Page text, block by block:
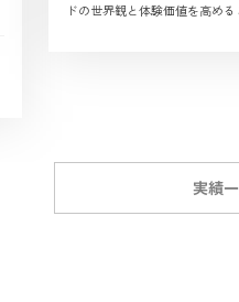
ドの世界観と体験価値を高める
実績